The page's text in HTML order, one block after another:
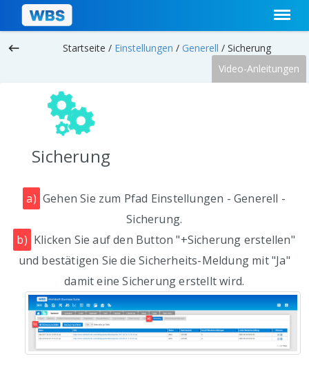
keyboard_backspace Startseite / Einstellungen / Generell / Sicherung
Video-Anleitungen
Sicherung
a) Gehen Sie zum Pfad Einstellungen - Generell -
Sicherung.
b) Klicken Sie auf den Button "+Sicherung erstellen"
und bestätigen Sie die Sicherheits-Meldung mit "Ja"
damit eine Sicherung erstellt wird.